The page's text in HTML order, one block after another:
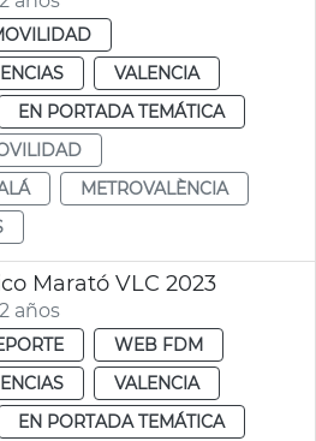
VALENCIA
EN PORTADA TEMÁTICA
METROVALÈNCIA
Marató VLC 2023
años
WEB FDM
VALENCIA
EN PORTADA TEMÁTICA